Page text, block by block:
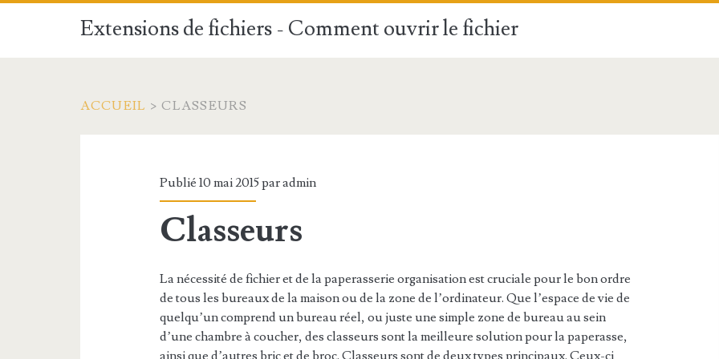
Extensions de fichiers - Comment ouvrir le fichier
ACCUEIL > CLASSEURS
Publié 10 mai 2015 paradmin
Classeurs
La nécessité de fichier et de la paperasserie organisation est cruciale pour le bon ordre
de tous les bureaux de la maison ou de la zone de l’ordinateur. Que l’espace de vie de
quelqu’un comprend un bureau réel, ou juste une simple zone de bureau au sein
d’une chambre à coucher, des classeurs sont la meilleure solution pour la paperasse,
ainsi que d’autres bric et de broc. Classeurs sont de deux types principaux. Ceux-ci